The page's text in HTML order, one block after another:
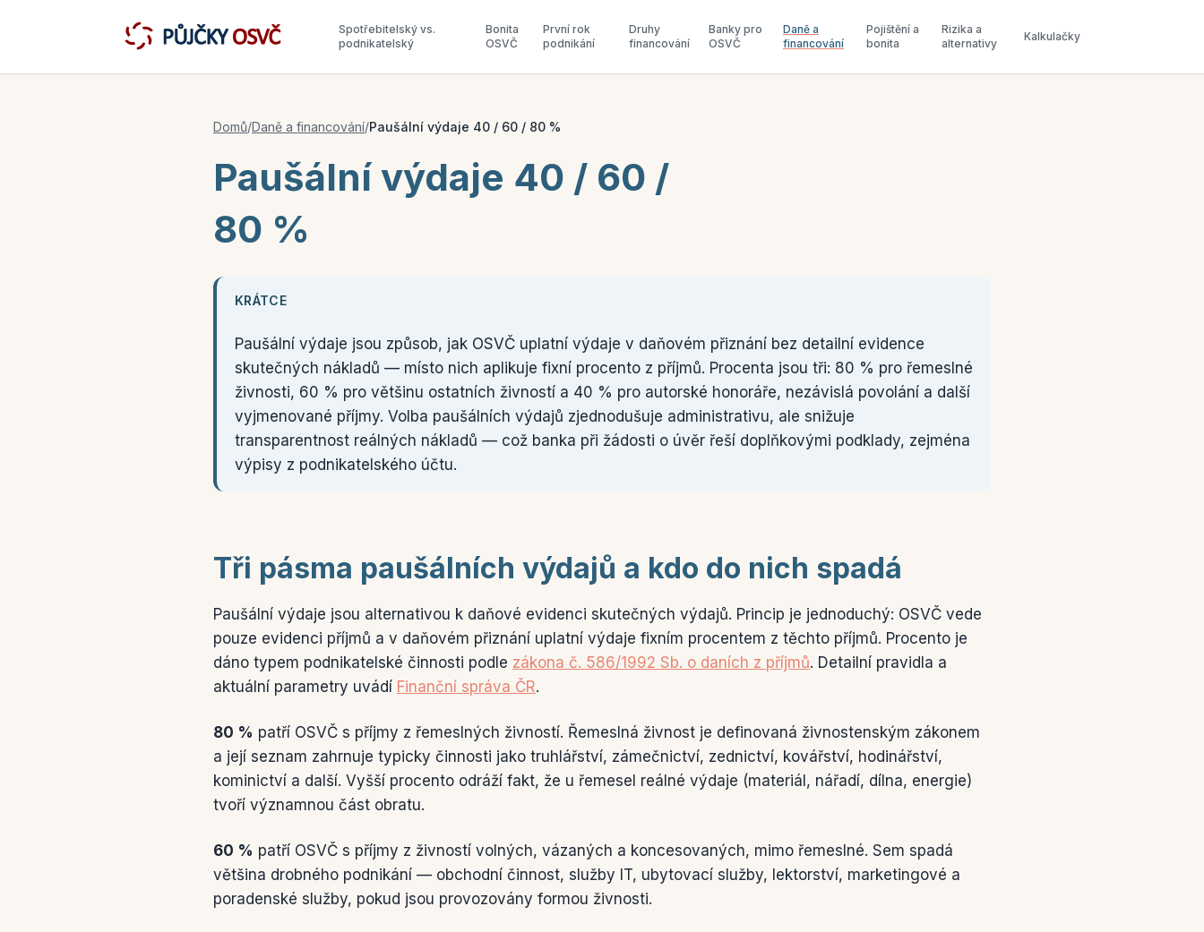
Spotřebitelský vs.
podnikatelský
Bonita
OSVČ
První rok
podnikání
Druhy
financování
Banky pro
OSVČ
Daně a
financování
Pojištění a
bonita
Rizika a
alternativy
Kalkulačky
Domů/Daně a financování/Paušální výdaje 40 / 60 / 80 %
Paušální výdaje 40 / 60 /
80 %
KRÁTCE
Paušální výdaje jsou způsob, jak OSVČ uplatní výdaje v daňovém přiznání bez detailní evidence
skutečných nákladů — místo nich aplikuje fixní procento z příjmů. Procenta jsou tři: 80 % pro řemeslné
živnosti, 60 % pro většinu ostatních živností a 40 % pro autorské honoráře, nezávislá povolání a další
vyjmenované příjmy. Volba paušálních výdajů zjednodušuje administrativu, ale snižuje
transparentnost reálných nákladů — což banka při žádosti o úvěr řeší doplňkovými podklady, zejména
výpisy z podnikatelského účtu.
Tři pásma paušálních výdajů a kdo do nich spadá
Paušální výdaje jsou alternativou k daňové evidenci skutečných výdajů. Princip je jednoduchý: OSVČ vede
pouze evidenci příjmů a v daňovém přiznání uplatní výdaje fixním procentem z těchto příjmů. Procento je
dáno typem podnikatelské činnosti podle zákona č. 586/1992 Sb. o daních z příjmů. Detailní pravidla a
aktuální parametry uvádí Finanční správa ČR.
80 % patří OSVČ s příjmy z řemeslných živností. Řemeslná živnost je definovaná živnostenským zákonem
a její seznam zahrnuje typicky činnosti jako truhlářství, zámečnictví, zednictví, kovářství, hodinářství,
kominictví a další. Vyšší procento odráží fakt, že u řemesel reálné výdaje (materiál, nářadí, dílna, energie)
tvoří významnou část obratu.
60 % patří OSVČ s příjmy z živností volných, vázaných a koncesovaných, mimo řemeslné. Sem spadá
většina drobného podnikání — obchodní činnost, služby IT, ubytovací služby, lektorství, marketingové a
poradenské služby, pokud jsou provozovány formou živnosti.